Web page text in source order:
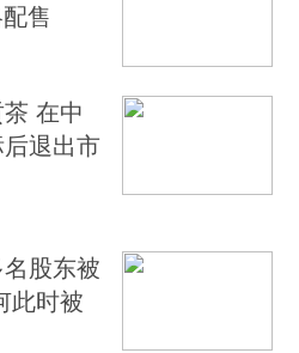
售
在中
退出市
名股东被
此时被